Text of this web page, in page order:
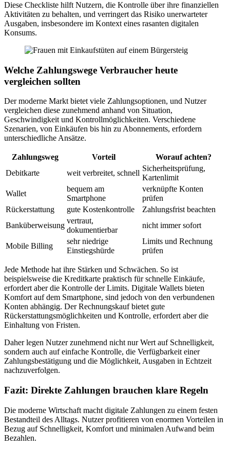
Diese Checkliste hilft Nutzern, die Kontrolle über ihre finanziellen
Aktivitäten zu behalten, und verringert das Risiko unerwarteter
Ausgaben, insbesondere im Kontext eines rasanten digitalen
Konsums.
Welche Zahlungswege Verbraucher heute
vergleichen sollten
Der moderne Markt bietet viele Zahlungsoptionen, und Nutzer
vergleichen diese zunehmend anhand von Situation,
Geschwindigkeit und Kontrollmöglichkeiten. Verschiedene
Szenarien, von Einkäufen bis hin zu Abonnements, erfordern
unterschiedliche Ansätze.
Zahlungsweg Vorteil
Worauf achten?
Debitkarte
weit verbreitet, schnell
Sicherheitsprüfung,
Kartenlimit
Wallet
bequem am
Smartphone
verknüpfte Konten
prüfen
Rückerstattung
gute Kostenkontrolle
Zahlungsfrist beachten
Banküberweisung
vertraut,
dokumentierbar
nicht immer sofort
Mobile Billing
sehr niedrige
Einstiegshürde
Limits und Rechnung
prüfen
Jede Methode hat ihre Stärken und Schwächen. So ist
beispielsweise die Kreditkarte praktisch für schnelle Einkäufe,
erfordert aber die Kontrolle der Limits. Digitale Wallets bieten
Komfort auf dem Smartphone, sind jedoch von den verbundenen
Konten abhängig. Der Rechnungskauf bietet gute
Rückerstattungsmöglichkeiten und Kontrolle, erfordert aber die
Einhaltung von Fristen.
Daher legen Nutzer zunehmend nicht nur Wert auf Schnelligkeit,
sondern auch auf einfache Kontrolle, die Verfügbarkeit einer
Zahlungsbestätigung und die Möglichkeit, Ausgaben in Echtzeit
nachzuverfolgen.
Fazit: Direkte Zahlungen brauchen klare Regeln
Die moderne Wirtschaft macht digitale Zahlungen zu einem festen
Bestandteil des Alltags. Nutzer profitieren von enormen Vorteilen in
Bezug auf Schnelligkeit, Komfort und minimalen Aufwand beim
Bezahlen.